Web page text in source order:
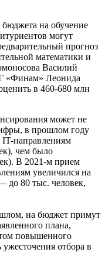
на обучение
могут
прогноз
математики и
Василий
«Финам» Леонида
в 460-680 млн
может не
в прошлом году
направлениям
чем было
В 2021-м прием
увеличился на
до 80 тыс. человек,
на бюджет примут
плана,
повышенного
отбора в